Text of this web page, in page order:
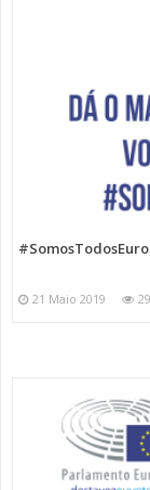
21 Maio 2019